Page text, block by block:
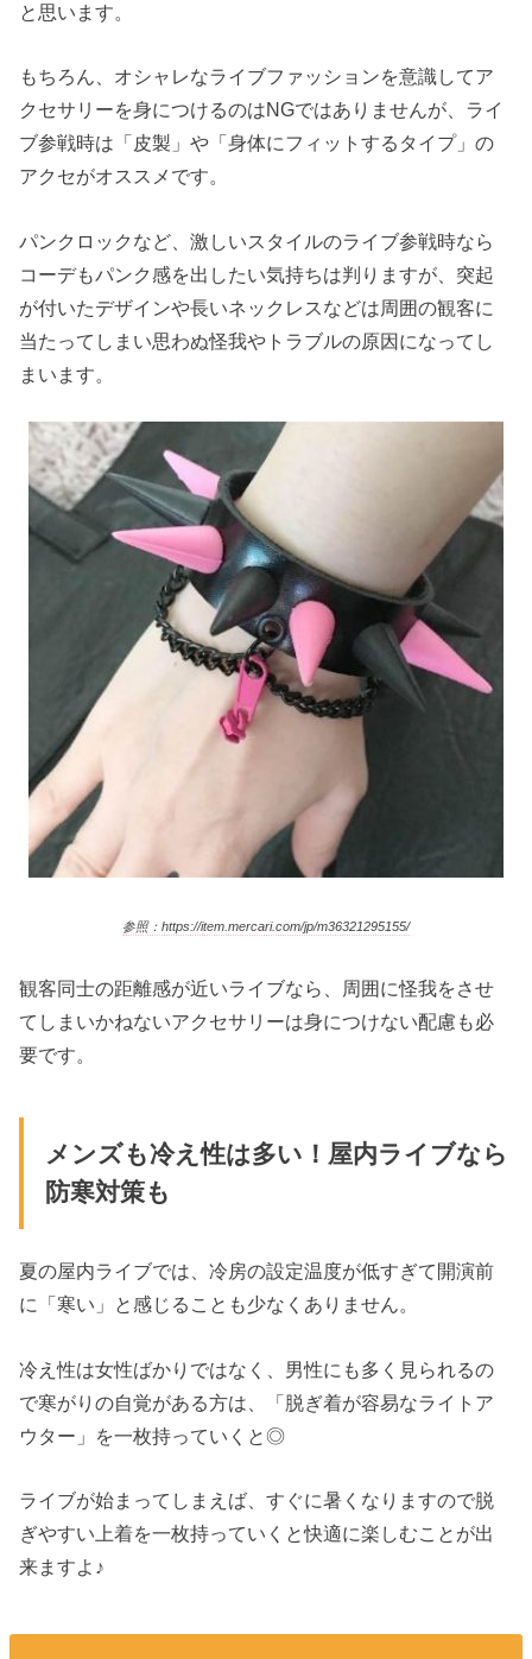
と思います。
もちろん、オシャレなライブファッションを意識してア
クセサリーを身につけるのはNGではありませんが、ライ
ブ参戦時は「皮製」や「身体にフィットするタイプ」の
アクセがオススメです。
パンクロックなど、激しいスタイルのライブ参戦時なら
コーデもパンク感を出したい気持ちは判りますが、突起
が付いたデザインや長いネックレスなどは周囲の観客に
当たってしまい思わぬ怪我やトラブルの原因になってし
まいます。
参照：https://item.mercari.com/jp/m36321295155/
観客同士の距離感が近いライブなら、周囲に怪我をさせ
てしまいかねないアクセサリーは身につけない配慮も必
要です。
メンズも冷え性は多い！屋内ライブなら
防寒対策も
夏の屋内ライブでは、冷房の設定温度が低すぎて開演前
に「寒い」と感じることも少なくありません。
冷え性は女性ばかりではなく、男性にも多く見られるの
で寒がりの自覚がある方は、「脱ぎ着が容易なライトア
ウター」を一枚持っていくと◎
ライブが始まってしまえば、すぐに暑くなりますので脱
ぎやすい上着を一枚持っていくと快適に楽しむことが出
来ますよ♪